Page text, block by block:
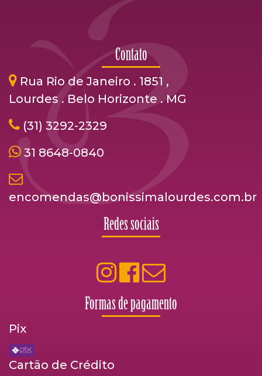
Contato
Rua Rio de Janeiro . 1851 ,
Lourdes . Belo Horizonte . MG
(31) 3292-2329
31 8648-0840
encomendas@bonissimalourdes.com.br
Redes sociais
Formas de pagamento
Pix
Cartão de Crédito